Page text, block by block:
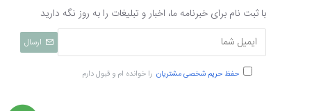
با ثبت نام برای خبرنامه ما، اخبار و تبلیغات را به روز نگه دارید
ارسال
حفظ حریم شخصی مشتریان را خوانده ام و قبول دارم